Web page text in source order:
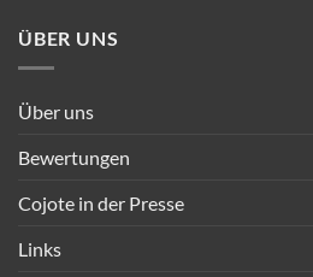
ÜBER UNS
Über uns
Bewertungen
Cojote in der Presse
Links